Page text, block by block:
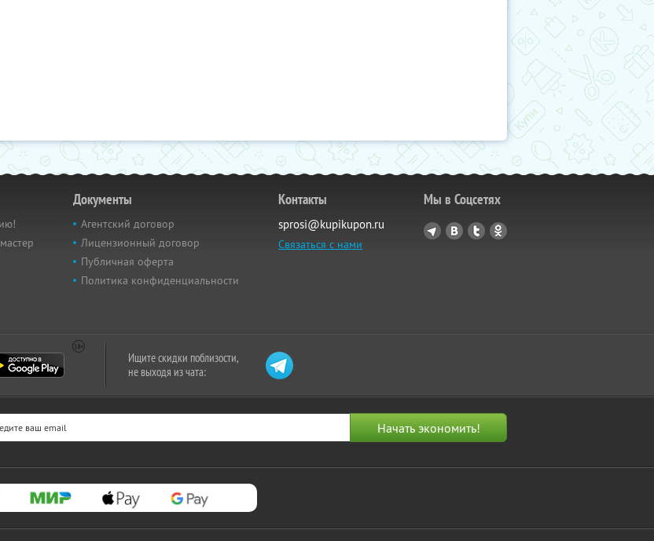
Документы
Агентский договор
Лицензионный договор
Публичная оферта
Политика конфиденциальности
Контакты
sprosi@kupikupon.ru
Связаться с нами
Мы в Соцсетях
Ищите скидки поблизости,
не выходя из чата: